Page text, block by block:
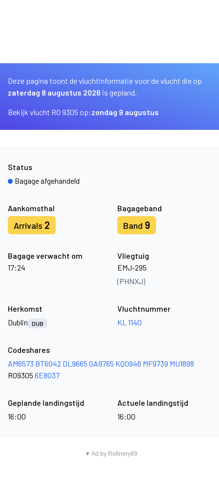
Deze pagina toont de vluchtinformatie voor de vlucht die op
zaterdag 8 augustus 2026 is gepland.
Bekijk vlucht RO 9305 op:zondag 9 augustus
Aankomsthal
Arrivals 2
Bagageband
Band 9
Bagage verwacht om
17:24
Vliegtuig
EMJ-295
(PHNXJ)
Status
Bagage afgehandeld
Herkomst
Dublin
DUB
Vluchtnummer
KL 1140
Codeshares
AM6573 BT6042 DL9665 GA9765 KQ0946 MF9739 MU1898
RO9305 6E8037
Geplande landingstijd
16:00
Actuele landingstijd
16:00
▼ Ad by Refinery89